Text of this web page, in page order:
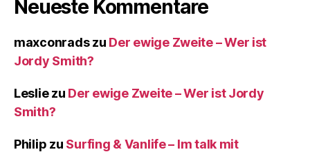
Neueste Kommentare
maxconradszu Der ewige Zweite – Wer ist
Jordy Smith?
Lesliezu Der ewige Zweite – Wer ist Jordy
Smith?
Philip zu Surfing & Vanlife – Im talk mit